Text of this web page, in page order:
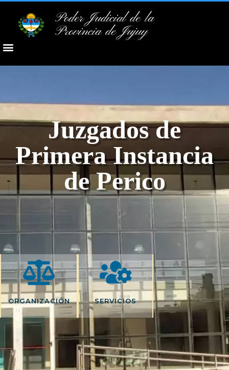
Poder Judicial de la
Provincia de Jujuy
Juzgados de
Primera Instancia
de Perico
ORGANIZACIÓN SERVICIOS